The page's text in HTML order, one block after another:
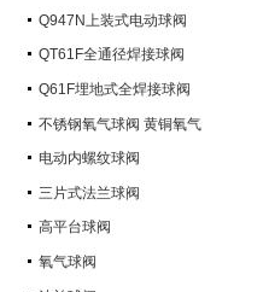
Q947N上装式电动球阀
QT61F全通径焊接球阀
Q61F埋地式全焊接球阀
不锈钢氧气球阀 黄铜氧气
电动内螺纹球阀
三片式法兰球阀
高平台球阀
氧气球阀